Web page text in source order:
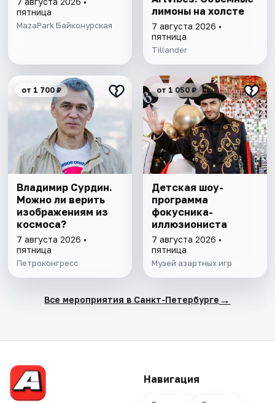
пятница
MazaPark Байконурская
лимоны на холсте
7 августа 2026 •
пятница
Tillander
от 1 700 ₽
Владимир Сурдин.
Можно ли верить
изображениям из
космоса?
7 августа 2026 •
пятница
Петроконгресс
от 1 050 ₽
Детская шоу-
программа
фокусника-
иллюзиониста
7 августа 2026 •
пятница
Музей азартных игр
Все мероприятия в Санкт-Петербурге →
Навигация